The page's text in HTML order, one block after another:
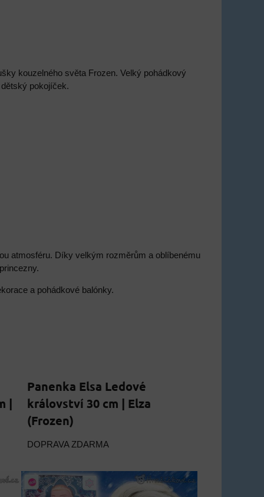
kouzelného světa Frozen. Velký pohádkový
pokojíček.
atmosféru. Díky velkým rozměrům a oblíbenému
a pohádkové balónky.
|
Panenka Elsa Ledové
království 30 cm | Elza
(Frozen)
DOPRAVA ZDARMA